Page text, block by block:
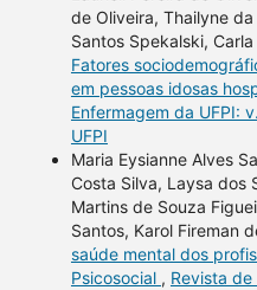
de Oliveira, Thailyne
Santos Spekalski,
Fatores
em pessoas idosas
Enfermagem da UFPI:
UFPI
Maria Eysianne Alves
Costa Silva, Laysa dos
Martins de Souza
Santos, Karol Fireman
saúde mental dos
Psicosocial , Revista de